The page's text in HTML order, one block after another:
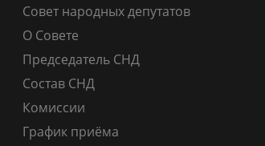
Совет народных депутатов
О Совете
Председатель СНД
Состав СНД
Комиссии
График приёма